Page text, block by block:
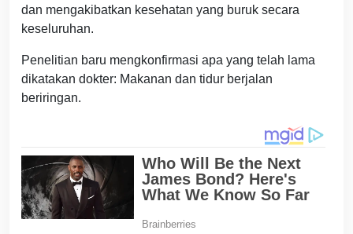
dan mengakibatkan kesehatan yang buruk secara
keseluruhan.
Penelitian baru mengkonfirmasi apa yang telah lama
dikatakan dokter: Makanan dan tidur berjalan
beriringan.